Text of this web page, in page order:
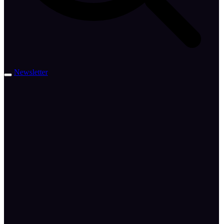
Newsletter